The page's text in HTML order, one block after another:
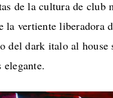
de la cultura de club
la vertiente liberadora
del dark italo al house
elegante.